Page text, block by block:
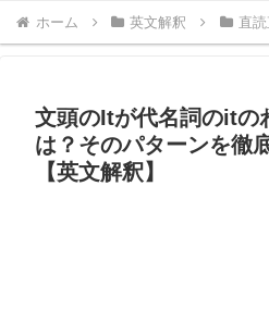
ホーム 英文解釈 直
文頭のItが代名詞のitの
は？そのパターンを徹
【英文解釈】